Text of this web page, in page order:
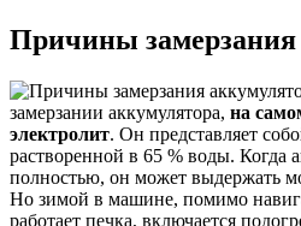
Причины замерзания
замерзании аккумулятора, на
электролит. Он представляет
растворенной в 65 % воды. Когда
полностью, он может выдержать
Но зимой в машине, помимо
работает печка, включается